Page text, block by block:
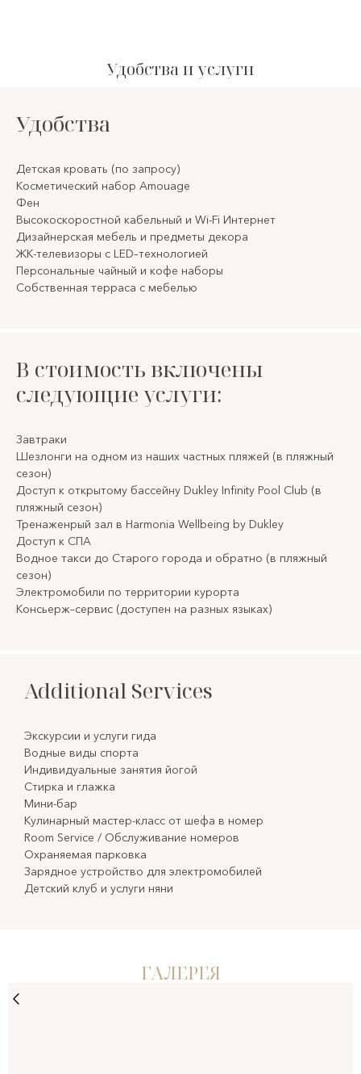
Удобства и услуги
Удобства
Детская кровать (по запросу)
Косметический набор Amouage
Фен
Высокоскоростной кабельный и Wi-Fi Интернет
Дизайнерская мебель и предметы декора
ЖК-телевизоры с LED–технологией
Персональные чайный и кофе наборы
Собственная терраса с мебелью
В стоимость включены
следующие услуги:
Завтраки
Шезлонги на одном из наших частных пляжей (в пляжный
сезон)
Доступ к открытому бассейну Dukley Infinity Pool Club (в
пляжный сезон)
Тренаженрый зал в Harmonia Wellbeing by Dukley
Доступ к СПА
Водное такси до Старого города и обратно (в пляжный
сезон)
Электромобили по территории курорта
Консьерж–сервис (доступен на разных языках)
Additional Services
Экскурсии и услуги гида
Водные виды спорта
Индивидуальные занятия йогой
Стирка и глажка
Мини-бар
Кулинарный мастер-класс от шефа в номер
Room Service / Обслуживание номеров
Охраняемая парковка
Зарядное устройство для электромобилей
Детский клуб и услуги няни
ГАЛЕРЕЯ